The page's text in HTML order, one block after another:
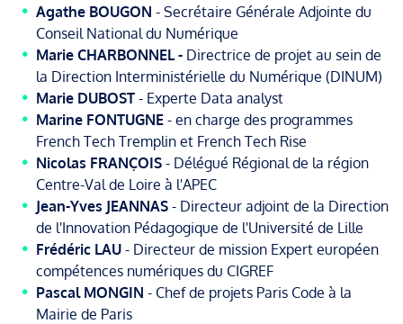
Agathe BOUGON - Secrétaire Générale Adjointe du
Conseil National du Numérique
Marie CHARBONNEL - Directrice de projet au sein de
la Direction Interministérielle du Numérique (DINUM)
Marie DUBOST- Experte Data analyst
Marine FONTUGNE- en charge des programmes
French Tech Tremplin et French Tech Rise
Nicolas FRANÇOIS - Délégué Régional de la région
Centre-Val de Loire à l'APEC
Jean-Yves JEANNAS - Directeur adjoint de la Direction
de l'Innovation Pédagogique de l'Université de Lille
Frédéric LAU- Directeur de mission Expert européen
compétences numériques du CIGREF
Pascal MONGIN - Chef de projets Paris Code à la
Mairie de Paris